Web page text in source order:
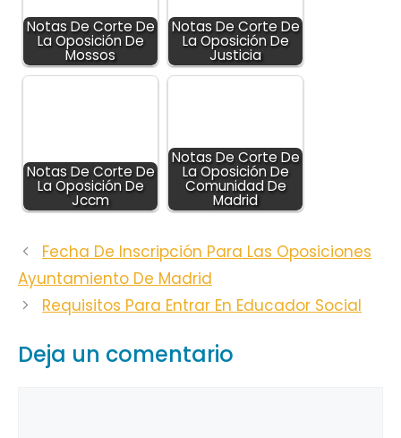
Notas De Corte De
La Oposición De
Mossos
Notas De Corte De
La Oposición De
Justicia
Notas De Corte De
La Oposición De
Jccm
Notas De Corte De
La Oposición De
Comunidad De
Madrid
Fecha De Inscripción Para Las Oposiciones
Ayuntamiento De Madrid
Requisitos Para Entrar En Educador Social
Deja un comentario